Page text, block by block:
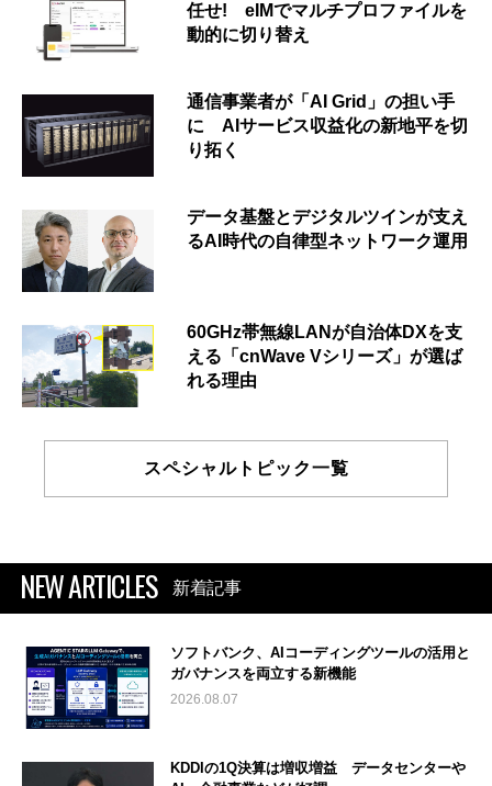
任せ! eIMでマルチプロファイルを
動的に切り替え
通信事業者が「AI Grid」の担い手
に AIサービス収益化の新地平を切
り拓く
データ基盤とデジタルツインが支え
るAI時代の自律型ネットワーク運用
60GHz帯無線LANが自治体DXを支
える「cnWave Vシリーズ」が選ば
れる理由
スペシャルトピック一覧
NEW ARTICLES 新着記事
ソフトバンク、AIコーディングツールの活用と
ガバナンスを両立する新機能
2026.08.07
KDDIの1Q決算は増収増益 データセンターや